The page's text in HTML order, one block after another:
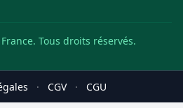
Tous droits réservés.
· CGV · CGU